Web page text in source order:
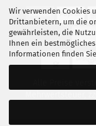
Wir verwenden Cookies
Drittanbietern, um die
gewährleisten, die
Ihnen ein
Informationen finden
Alle Preise